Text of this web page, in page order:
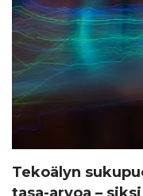
Tekoälyn